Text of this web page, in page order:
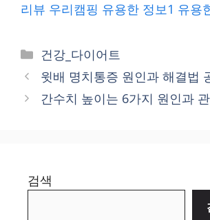
리뷰 우리캠핑 유용한 정보1 유용
Categories
건강_다이어트
윗배 명치통증 원인과 해결법
간수치 높이는 6가지 원인과
검색